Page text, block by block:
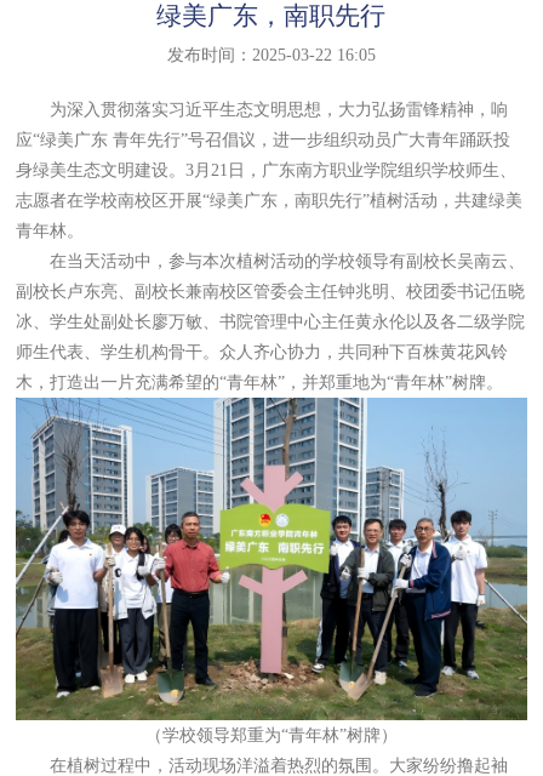
绿美广东，南职先行
发布时间：2025-03-22 16:05
为深入贯彻落实习近平生态文明思想，大力弘扬雷锋精神，响
应“绿美广东 青年先行”号召倡议，进一步组织动员广大青年踊跃投
身绿美生态文明建设。3月21日，广东南方职业学院组织学校师生、
志愿者在学校南校区开展“绿美广东，南职先行”植树活动，共建绿美
青年林。
在当天活动中，参与本次植树活动的学校领导有副校长吴南云、
副校长卢东亮、副校长兼南校区管委会主任钟兆明、校团委书记伍晓
冰、学生处副处长廖万敏、书院管理中心主任黄永伦以及各二级学院
师生代表、学生机构骨干。众人齐心协力，共同种下百株黄花风铃
木，打造出一片充满希望的“青年林”，并郑重地为“青年林”树牌。
（学校领导郑重为“青年林”树牌）
在植树过程中，活动现场洋溢着热烈的氛围。大家纷纷撸起袖